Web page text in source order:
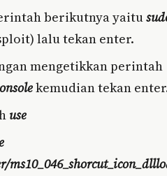
berikutnya yaitu
lalu tekan enter.
mengetikkan perintah
kemudian tekan
use